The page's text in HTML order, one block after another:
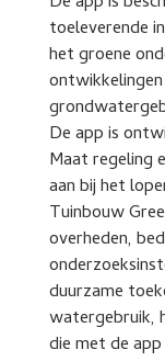
toeleverende
het groene
De app is
Maat regeling
aan bij het
Tuinbouw
overheden,
duurzame
watergebruik,
die met de